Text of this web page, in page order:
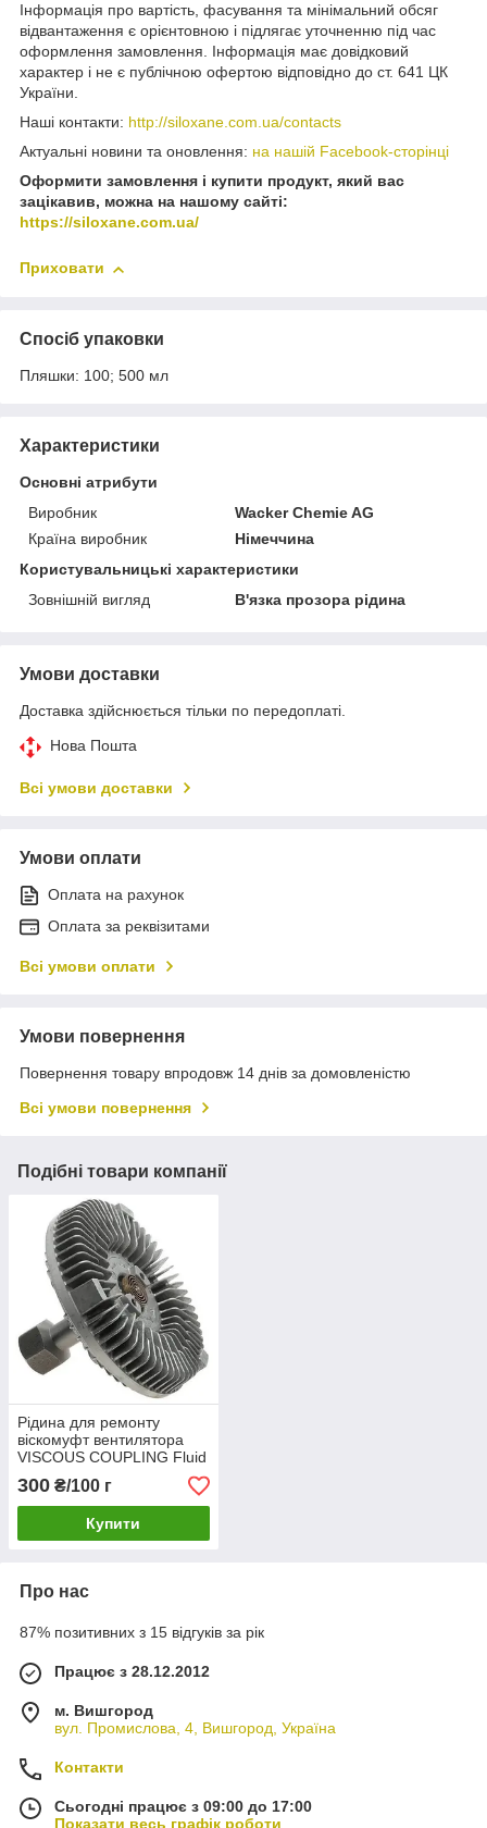
Інформація про вартість, фасування та мінімальний обсяг
відвантаження є орієнтовною і підлягає уточненню під час
оформлення замовлення. Інформація має довідковий
характер і не є публічною офертою відповідно до ст. 641 ЦК
України.
Наші контакти: http://siloxane.com.ua/contacts
Актуальні новини та оновлення: на нашій Facebook-сторінці
Оформити замовлення і купити продукт, який вас
зацікавив, можна на нашому сайті:
https://siloxane.com.ua/
Приховати
Спосіб упаковки
Пляшки: 100; 500 мл
Характеристики
Основні атрибути
Виробник
Wacker Chemie AG
Країна виробник
Німеччина
Користувальницькі характеристики
Зовнішній вигляд
В'язка прозора рідина
Умови доставки
Доставка здійснюється тільки по передоплаті.
Нова Пошта
Всі умови доставки
Умови оплати
Оплата на рахунок
Оплата за реквізитами
Всі умови оплати
Умови повернення
Повернення товару впродовж 14 днів за домовленістю
Всі умови повернення
Подібні товари компанії
Рідина для ремонту
віскомуфт вентилятора
VISCOUS COUPLING Fluid
MV
300 ₴/100 г
Купити
Про нас
87% позитивних з 15 відгуків за рік
Працює з 28.12.2012
м. Вишгород
вул. Промислова, 4, Вишгород, Україна
Контакти
Сьогодні працює з 09:00 до 17:00
Показати весь графік роботи